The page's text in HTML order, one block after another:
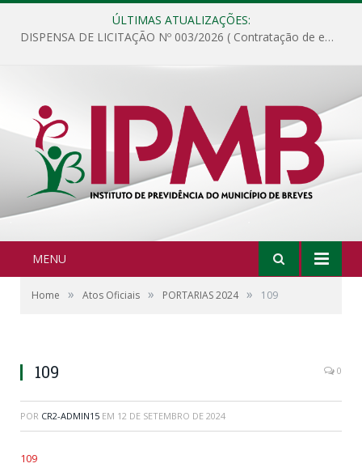
ÚLTIMAS ATUALIZAÇÕES:
DISPENSA DE LICITAÇÃO Nº 003/2026 ( Contratação de empresa para fornecimento de gêneros alimentícios não perecíveis, materiais de expediente, descartáveis, copa e cozinha, para análise e posterior publicação.)
MENU
Home » Atos Oficiais » PORTARIAS 2024 » 109
109 0
POR CR2-ADMIN15 EM 12 DE SETEMBRO DE 2024
109